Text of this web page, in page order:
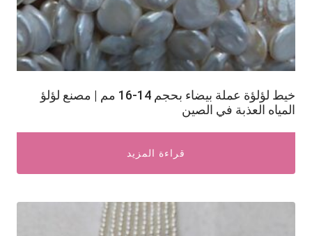
خيط لؤلؤة عملة بيضاء بحجم 14-16 مم | مصنع لؤلؤ
المياه العذبة في الصين
قراءة المزيد